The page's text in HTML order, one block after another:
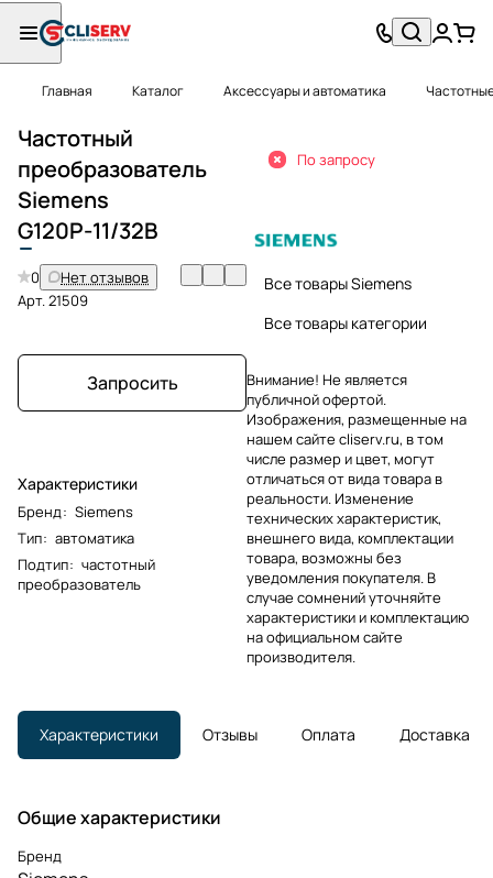
Главная Каталог Аксессуары и автоматика
Частотный
преобразователь
Siemens
G120P-11/32B
0
Нет отзывов
Арт.21509
Запросить
Характеристики
Бренд: Siemens
Тип: автоматика
Подтип: частотный
преобразователь
По запросу
Все товары Siemens
Все товары категории
Внимание! Не является
публичной офертой.
Изображения, размещенные на
нашем сайте cliserv.ru, в том
числе размер и цвет, могут
отличаться от вида товара в
реальности. Изменение
технических характеристик,
внешнего вида, комплектации
товара, возможны без
уведомления покупателя. В
случае сомнений уточняйте
характеристики и комплектацию
на официальном сайте
производителя.
Характеристики Отзывы Оплата Доставка
Общие характеристики
Бренд